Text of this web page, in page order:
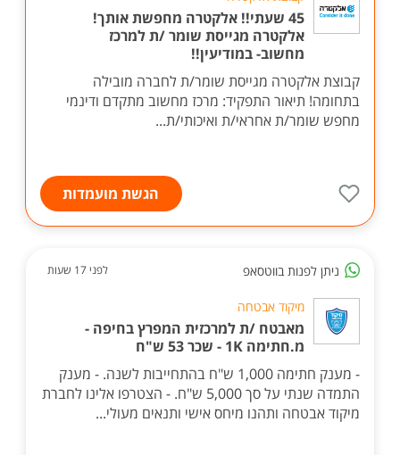
45 שעתי!! אלקטרה מחפשת אותך!
אלקטרה מגייסת שומר /ת למרכז
מחשוב- במודיעין!!
קבוצת אלקטרה מגייסת שומר/ת לחברה מובילה
בתחומה! תיאור התפקיד: מרכז מחשוב מתקדם ודינמי
מחפש שומר/ת אחראי/ת ואיכותי/ת...
הגשת מועמדות
ניתן לפנות בווטסאפ לפני 17 שעות
מיקוד אבטחה
מאבטח /ת למרכזית המפרץ בחיפה -
מ.חתימה 1K - שכר 53 ש"ח
- מענק חתימה 1,000 ש"ח בהתחייבות לשנה. - מענק
התמדה שנתי על סך 5,000 ש"ח. - הצטרפו אלינו לחברת
מיקוד אבטחה ותהנו מיחס אישי ותנאים מעולי...